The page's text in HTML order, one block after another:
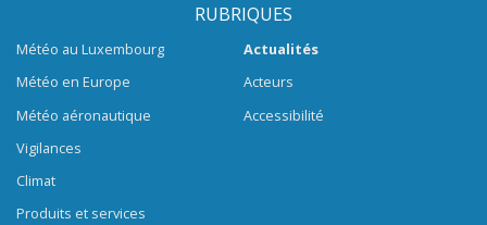
RUBRIQUES
Météo au Luxembourg
Météo en Europe
Météo aéronautique
Vigilances
Climat
Produits et services
Actualités
Acteurs
Accessibilité